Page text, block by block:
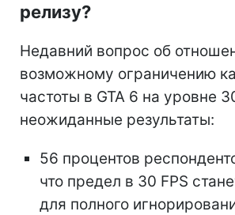
релизу?
Недавний вопрос об
возможному ограничению
частоты в GTA 6 на уровне
неожиданные результаты:
56 процентов
что предел в 30 FPS
для полного